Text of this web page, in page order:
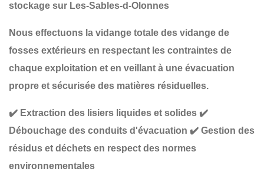
stockage sur Les-Sables-d-Olonnes
Nous effectuons la vidange totale des vidange de
fosses extérieurs en respectant les contraintes de
chaque exploitation et en veillant à une évacuation
propre et sécurisée des matières résiduelles.
✔️ Extraction des lisiers liquides et solides ✔️
Débouchage des conduits d'évacuation ✔️ Gestion des
résidus et déchets en respect des normes
environnementales